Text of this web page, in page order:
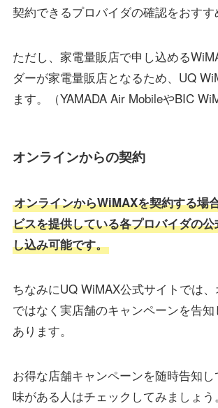
契約できるプロバイダの確認をおすす
ただし、家電量販店で申し込める
ダーが家電量販店となるため、UQ
ます。（YAMADA Air MobileやBIC
オンラインからの契約
オンラインからWiMAXを契約する場
ビスを提供している各プロバイダの
し込み可能です。
ちなみにUQ WiMAX公式サイトでは
ではなく実店舗のキャンペーンを告
あります。
お得な店舗キャンペーンを随時告知
味がある人はチェックしてみましょう。